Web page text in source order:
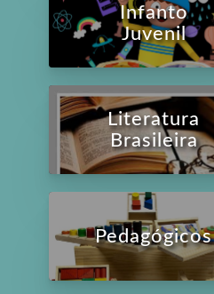
Infanto
Juvenil
Literatura
Brasileira
Pedagógicos